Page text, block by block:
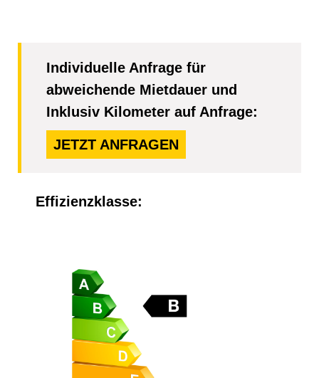
Individuelle Anfrage für
abweichende Mietdauer und
Inklusiv Kilometer auf Anfrage:
JETZT ANFRAGEN
Effizienzklasse: